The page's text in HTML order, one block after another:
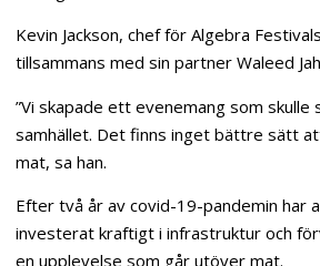
Kevin Jackson, chef för Algebra
tillsammans med sin partner Waleed
”Vi skapade ett evenemang som
samhället. Det finns inget bättre sätt
mat, sa han.
Efter två år av covid-19-pandemin har
investerat kraftigt i infrastruktur och
en upplevelse som går utöver mat.